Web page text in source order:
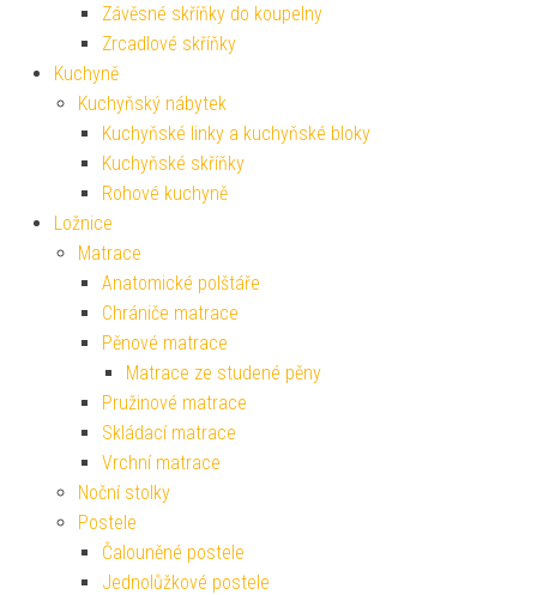
Závěsné skříňky do koupelny
Zrcadlové skříňky
Kuchyně
Kuchyňský nábytek
Kuchyňské linky a kuchyňské bloky
Kuchyňské skříňky
Rohové kuchyně
Ložnice
Matrace
Anatomické polštáře
Chrániče matrace
Pěnové matrace
Matrace ze studené pěny
Pružinové matrace
Skládací matrace
Vrchní matrace
Noční stolky
Postele
Čalouněné postele
Jednolůžkové postele